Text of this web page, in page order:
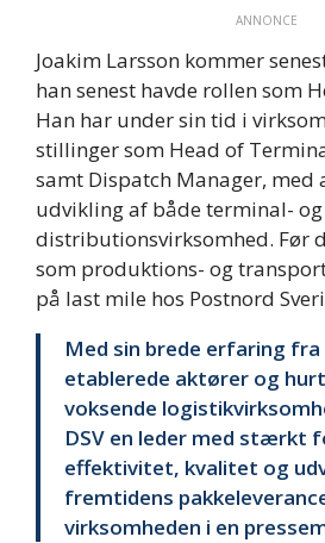
ANNONCE
Joakim Larsson kommer
han senest havde rollen som
Han har under sin tid i
stillinger som Head of
samt Dispatch Manager, med
udvikling af både terminal- og
distributionsvirksomhed. Før
som produktions- og
på last mile hos Postnord
Med sin brede erfaring fra
etablerede aktører og
voksende
DSV en leder med stærkt
effektivitet, kvalitet og
fremtidens
virksomheden i en